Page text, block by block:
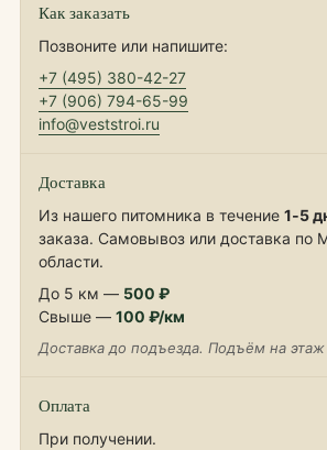
Как заказать
Позвоните или напишите:
+7 (495) 380-42-27
+7 (906) 794-65-99
info@veststroi.ru
Доставка
Из нашего питомника в течение 1‑5
заказа. Самовывоз или доставка по
области.
До 5 км — 500 ₽
Свыше — 100 ₽/км
Доставка до подъезда. Подъём на
Оплата
При получении.